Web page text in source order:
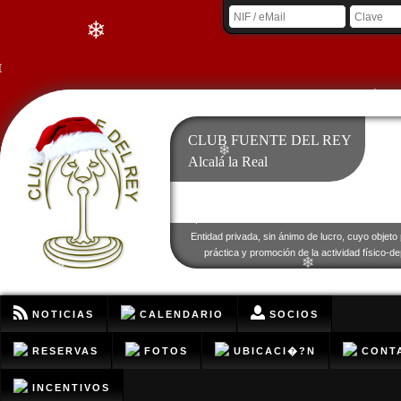
CLUB FUENTE DEL REY
Alcalá la Real
Entidad privada, sin ánimo de lucro, cuyo objeto
práctica y promoción de la actividad físico-
NOTICIAS CALENDARIO SOCIOS
RESERVAS FOTOS UBICACI�?N
INCENTIVOS
❄
❄
❄
❄
❄
❄